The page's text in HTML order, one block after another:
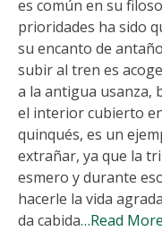
es común en su
prioridades ha sido
su encanto de
subir al tren es
a la antigua usanza,
el interior cubierto
quinqués, es un
extrañar, ya que la
esmero y durante
hacerle la vida
da cabida…Read More